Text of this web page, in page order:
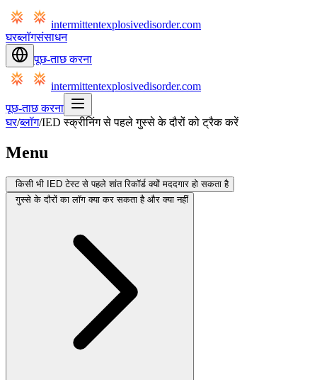
intermittentexplosivedisorder.com
घरब्लॉगसंसाधन
पूछ-ताछ करना
intermittentexplosivedisorder.com
पूछ-ताछ करना
घर/ब्लॉग/IED स्क्रीनिंग से पहले गुस्से के दौरों को ट्रैक करें
Menu
किसी भी IED टेस्ट से पहले शांत रिकॉर्ड क्यों मददगार हो सकता है
गुस्से के दौरों का लॉग क्या कर सकता है और क्या नहीं